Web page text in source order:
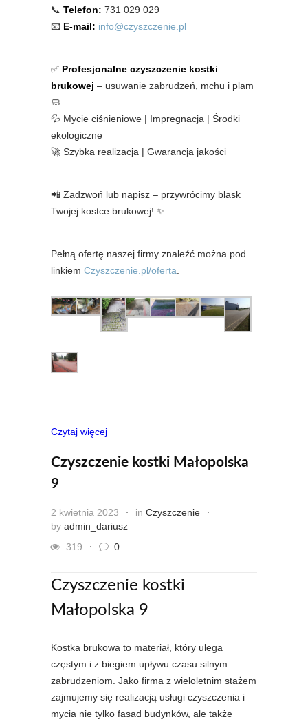
📞 Telefon: 731 029 029
📧 E-mail: info@czyszczenie.pl
✅ Profesjonalne czyszczenie kostki
brukowej – usuwanie zabrudzeń, mchu i plam
🧼
💦 Mycie ciśnieniowe | Impregnacja | Środki
ekologiczne
🚀 Szybka realizacja | Gwarancja jakości
📲 Zadzwoń lub napisz – przywrócimy blask
Twojej kostce brukowej! ✨
Pełną ofertę naszej firmy znaleźć można pod
linkiem Czyszczenie.pl/oferta.
Czytaj więcej
Czyszczenie kostki Małopolska
9
2 kwietnia 2023 in Czyszczenie
by admin_dariusz
319
0
Czyszczenie kostki
Małopolska 9
Kostka brukowa to materiał, który ulega
częstym i z biegiem upływu czasu silnym
zabrudzeniom. Jako firma z wieloletnim stażem
zajmujemy się realizacją usługi czyszczenia i
mycia nie tylko fasad budynków, ale także